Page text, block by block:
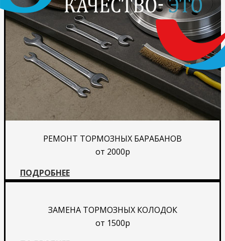
РЕМОНТ ТОРМОЗНЫХ БАРАБАНОВ
от 2000р
ПОДРОБНЕЕ
ЗАМЕНА ТОРМОЗНЫХ КОЛОДОК
от 1500р